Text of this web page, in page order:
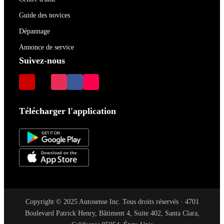
Guide des novices
Dépannage
Annonce de service
Suivez-nous
Télécharger l'application
Copyright © 2025 Autosense Inc. Tous droits réservés · 4701
Boulevard Patrick Henry, Bâtiment 4, Suite 402, Santa Clara,